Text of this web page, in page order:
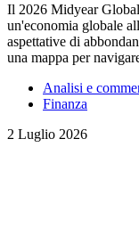
Il 2026 Midyear
un'economia globale
aspettative di
una mappa per
Analisi e
Finanza
2 Luglio 2026